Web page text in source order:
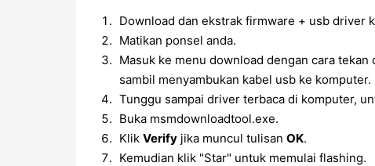
Download dan ekstrak firmware + usb driver
Matikan ponsel anda.
Masuk ke menu download dengan cara tekan
sambil menyambukan kabel usb ke komputer.
Tunggu sampai driver terbaca di komputer,
Buka msmdownloadtool.exe.
Klik Verify jika muncul tulisan OK.
Kemudian klik "Star" untuk memulai flashing.